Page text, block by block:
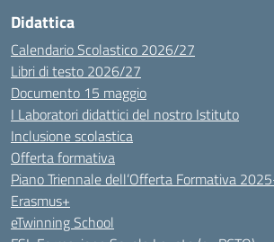
Didattica
Calendario Scolastico 2026/27
Libri di testo 2026/27
Documento 15 maggio
I Laboratori didattici del nostro Istituto
Inclusione scolastica
Offerta formativa
Piano Triennale dell’Offerta Formativa
Erasmus+
eTwinning School